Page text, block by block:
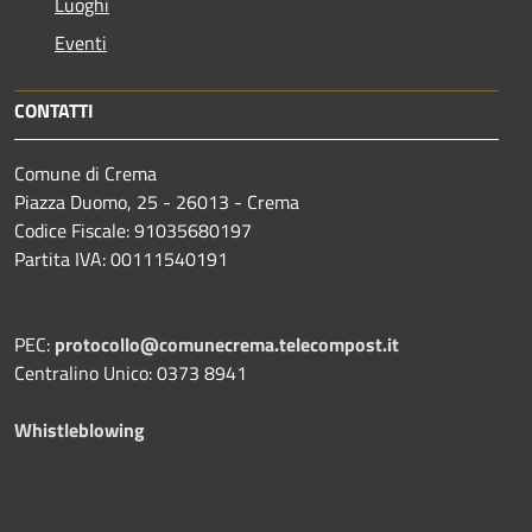
Eventi
CONTATTI
Comune di Crema
Piazza Duomo, 25 - 26013 - Crema
Codice Fiscale: 91035680197
Partita IVA: 00111540191
PEC: protocollo@comunecrema.telecompost.it
Centralino Unico: 0373 8941
Whistleblowing